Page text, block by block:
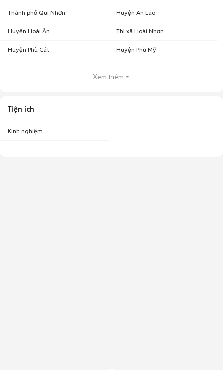
Thành phố Qui Nhơn Huyện An Lão
Huyện Hoài Ân Thị xã Hoài Nhơn
Huyện Phù Cát Huyện Phù Mỹ
Xem thêm
Tiện ích
Kinh nghiệm